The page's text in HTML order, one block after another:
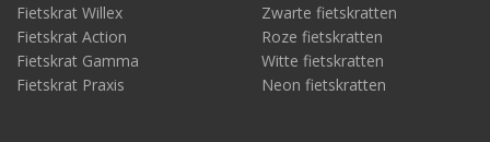
Fietskrat Willex
Fietskrat Action
Fietskrat Gamma
Fietskrat Praxis
Zwarte fietskratten
Roze fietskratten
Witte fietskratten
Neon fietskratten